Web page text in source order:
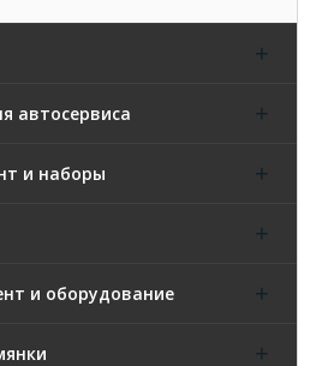
автосервиса
и наборы
и оборудование